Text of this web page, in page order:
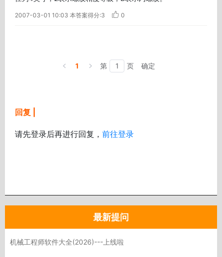
2007-03-01 10:03 本答案得分:3 0
1 第 页 确定
回复 |
请先登录后再进行回复， 前往登录
最新提问
机械工程师软件大全(2026)---上线啦